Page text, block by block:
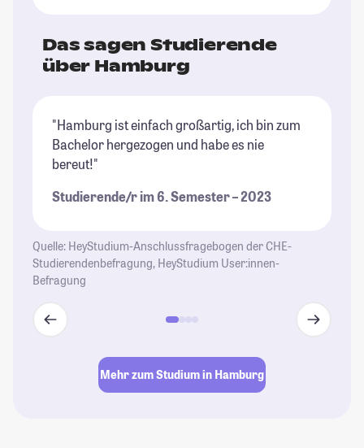
Das sagen Studierende
über Hamburg
"Hamburg ist einfach großartig, ich bin zum
Bachelor hergezogen und habe es nie
bereut!"
Studierende/r im 6. Semester – 2023
Quelle: HeyStudium-Anschlussfragebogen der CHE-
Studierendenbefragung, HeyStudium User:innen-
Befragung
Mehr zum Studium in Hamburg